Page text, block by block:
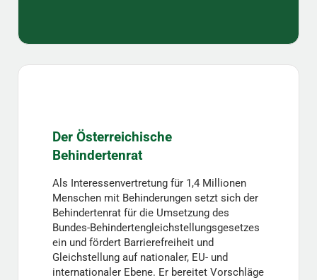
Der Österreichische
Behindertenrat
Als Interessenvertretung für 1,4 Millionen
Menschen mit Behinderungen setzt sich der
Behindertenrat für die Umsetzung des
Bundes-Behindertengleichstellungsgesetzes
ein und fördert Barrierefreiheit und
Gleichstellung auf nationaler, EU- und
internationaler Ebene. Er bereitet Vorschläge